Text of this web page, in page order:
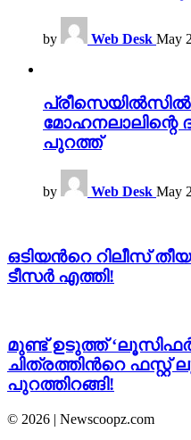
by Web Desk May
പ്രീസെയിൽസിൽ
പുറത്ത്
by Web Desk May
ഒടിയന്‍റെ റിലീസ്
ടീസർ എത്തി!
മുണ്ട് ഉടുത്ത്
ചിത്രത്തിന്‍റെ ഫസ്റ്റ്
പുറത്തിറങ്ങി!
© 2026 | Newscoopz.com